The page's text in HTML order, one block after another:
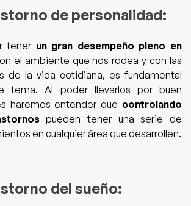
de personalidad:
tener un gran desempeño pleno en
el ambiente que nos rodea y con las
de la vida cotidiana, es fundamental
tema. Al poder llevarlos por buen
haremos entender que controlando
pueden tener una serie de
en cualquier área que desarrollen.
del sueño: